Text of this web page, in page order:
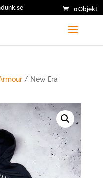
0 Objekt
/ New Era